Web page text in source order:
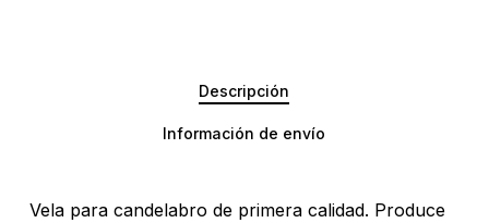
Descripción
Información de envío
Vela para candelabro de primera calidad. Produce